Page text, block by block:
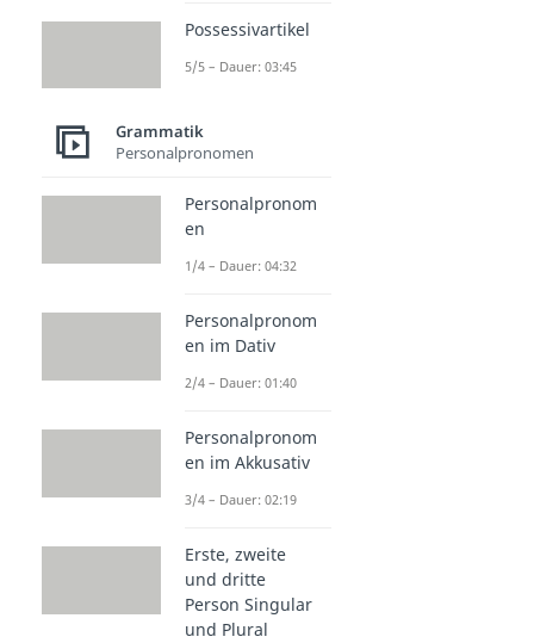
Possessivartikel
5/5 – Dauer: 03:45
Grammatik
Personalpronomen
Personalpronom
en
1/4 – Dauer: 04:32
Personalpronom
en im Dativ
2/4 – Dauer: 01:40
Personalpronom
en im Akkusativ
3/4 – Dauer: 02:19
Erste, zweite
und dritte
Person Singular
und Plural